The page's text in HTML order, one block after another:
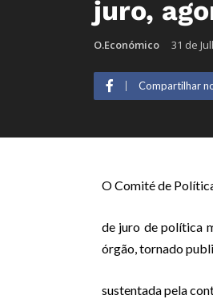
juro,
O.Económico 31 de
Compartilhar
O Comité de
de juro de política
órgão, tornado
sustentada pela